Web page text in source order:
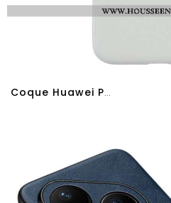
Coque Huawei Pura 80 X-LEVEL